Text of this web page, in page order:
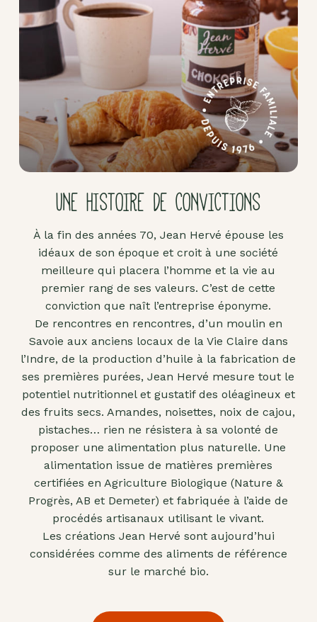
UNE HISTOIRE DE CONVICTIONS
À la fin des années 70, Jean Hervé épouse les
idéaux de son époque et croit à une société
meilleure qui placera l’homme et la vie au
premier rang de ses valeurs. C’est de cette
conviction que naît l’entreprise éponyme.
De rencontres en rencontres, d’un moulin en
Savoie aux anciens locaux de la Vie Claire dans
l’Indre, de la production d’huile à la fabrication de
ses premières purées, Jean Hervé mesure tout le
potentiel nutritionnel et gustatif des oléagineux et
des fruits secs. Amandes, noisettes, noix de cajou,
pistaches… rien ne résistera à sa volonté de
proposer une alimentation plus naturelle. Une
alimentation issue de matières premières
certifiées en Agriculture Biologique (Nature &
Progrès, AB et Demeter) et fabriquée à l’aide de
procédés artisanaux utilisant le vivant.
Les créations Jean Hervé sont aujourd’hui
considérées comme des aliments de référence
sur le marché bio.
Pâte
d'amande
Pâtes à
tartiner
Produits
lacto-
fermentés
Produits
Purées
fruits
secs
Purées
sucrées
dites
"confits"
Livres
Anti-
gaspi
Promotions